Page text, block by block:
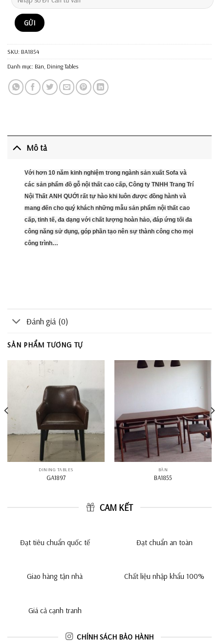
SKU: BA1854
Danh mục: Bàn Dining Tables
Mô tả
Với hơn 10 năm kinh nghiệm trong ngành sản xuất Sofa và
các sản phẩm đồ gỗ nội thất cao cấp, Công ty TNHH Trang Trí
Nội Thất ANH QUỚI rất tự hào khi luôn được đồng hành và
mang đến cho quý khách những mẫu sản phẩm nội thất cao
cấp, tinh tế, đa dạng với chất lượng hoàn hảo, đáp ứng tối đa
công năng sử dụng, góp phần tạo nên sự thành công cho mọi
công trình…
Đánh giá (0)
SẢN PHẨM TƯƠNG TỰ
DINING TABLES
GA1897
BÀN
BA1855
CAM KẾT
Đạt tiêu chuẩn quốc tế Đạt chuẩn an toàn
Giao hàng tận nhà Chất liệu nhập khẩu 100%
Giá cả cạnh tranh
CHÍNH SÁCH BẢO HÀNH